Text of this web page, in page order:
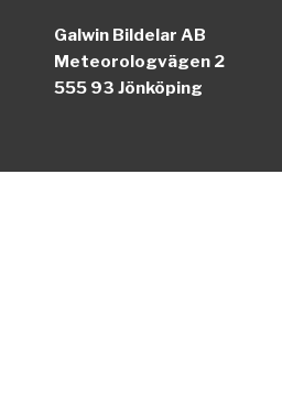
Galwin Bildelar AB
Meteorologvägen 2
555 93 Jönköping